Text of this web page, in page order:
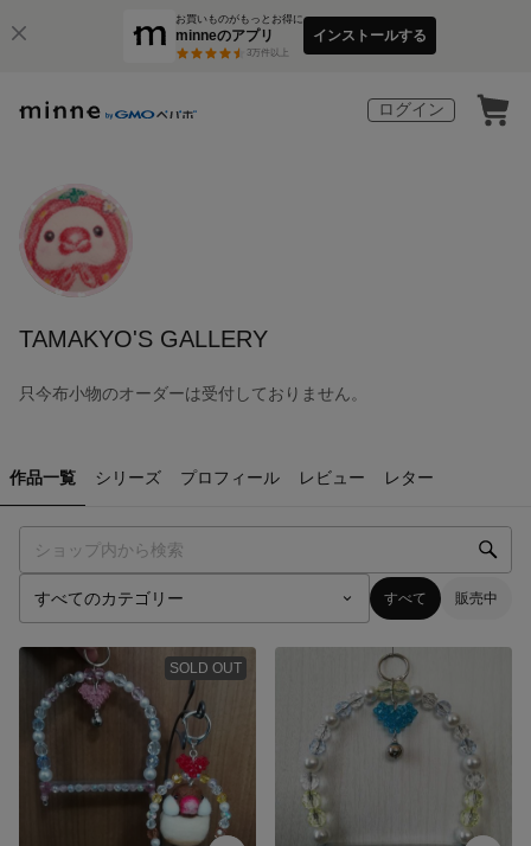
お買いものがもっとお得に
minneのアプリ
3万件以上
インストールする
ログイン
TAMAKYO'S GALLERY
只今布小物のオーダーは受付しておりません。
作品一覧 シリーズ プロフィール レビュー レター
すべて 販売中
SOLD OUT